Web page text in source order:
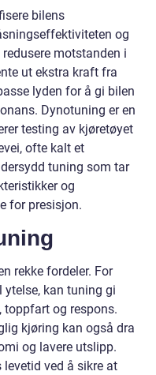
bilens
og
motstanden i
ut ekstra kraft fra
lyden for å gi bilen
Dynotuning er en
testing av kjøretøyet
ofte kalt et
tuning som tar
og
for presisjon.
rekke fordeler. For
kan tuning gi
toppfart og respons.
kjøring kan også dra
og lavere utslipp.
ved å sikre at